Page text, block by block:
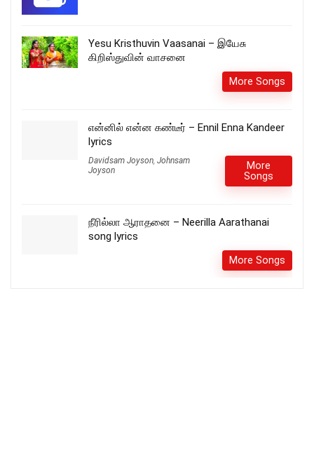
Yesu Kristhuvin Vaasanai – இயேசு
கிறிஸ்துவின் வாசனை
More Songs
என்னில் என்ன கண்டீர் – Ennil Enna Kandeer
lyrics
Davidsam Joyson, Johnsam
Joyson
More
Songs
நீரில்லா ஆராதனை – Neerilla Aarathanai
song lyrics
More Songs